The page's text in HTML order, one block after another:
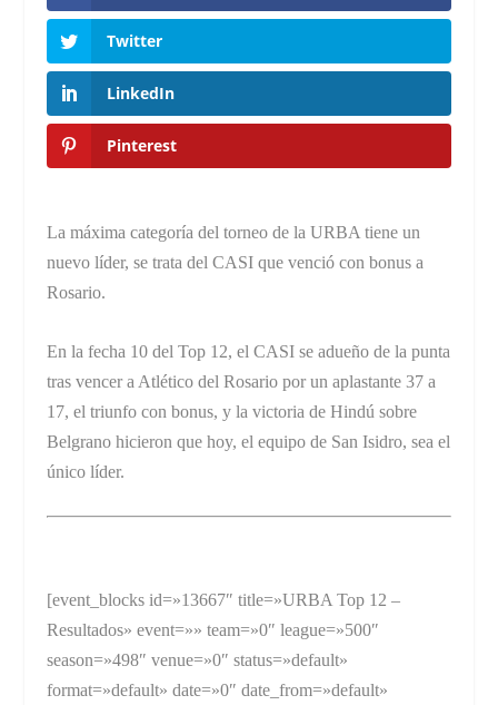
Twitter
LinkedIn
Pinterest
La máxima categoría del torneo de la URBA tiene un
nuevo líder, se trata del CASI que venció con bonus a
Rosario.
En la fecha 10 del Top 12, el CASI se adueño de la punta
tras vencer a Atlético del Rosario por un aplastante 37 a
17, el triunfo con bonus, y la victoria de Hindú sobre
Belgrano hicieron que hoy, el equipo de San Isidro, sea el
único líder.
[event_blocks id=»13667″ title=»URBA Top 12 –
Resultados» event=»» team=»0″ league=»500″
season=»498″ venue=»0″ status=»default»
format=»default» date=»0″ date_from=»default»